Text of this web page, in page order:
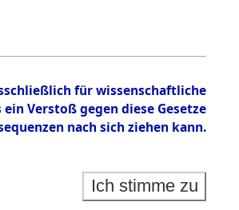
Dead - Cemeteries:
des ITS - Records Branch - für
auf den Stationen der
für wissenschaftliche
Verstoß gegen diese Gesetze
nach sich ziehen kann.
Ich stimme zu